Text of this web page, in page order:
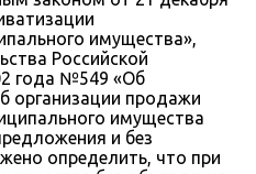
имущества»,
Российской
года №549 «Об
организации продажи
имущества
и без
определить, что при